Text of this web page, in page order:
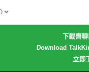
下載齊
Download
立即